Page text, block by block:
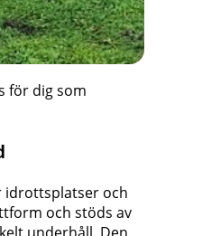
för dig som
idrottsplatser och
och stöds av